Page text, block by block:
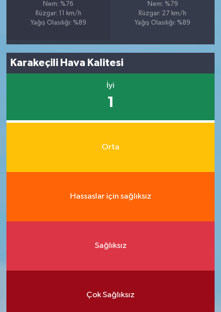
Nem: %76
Rüzgar: 11 km/h
Yağış Olasılığı: %89
Nem: %79
Rüzgar: 27 km/h
Yağış Olasılığı: %89
Karakeçili Hava Kalitesi
İyi
1
Orta
Hassaslar için sağlıksız
Sağlıksız
Çok Sağlıksız